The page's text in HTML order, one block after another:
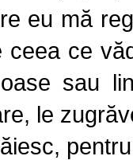
eu mă
ceea ce
sau
le